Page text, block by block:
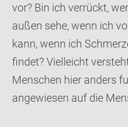
vor? Bin ich verrückt,
außen sehe, wenn ich
kann, wenn ich
findet? Vielleicht
Menschen hier anders
angewiesen auf die